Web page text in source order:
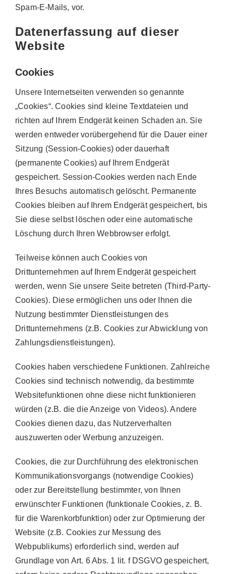
Spam-E-Mails, vor.
Datenerfassung auf dieser
Website
Cookies
Unsere Internetseiten verwenden so genannte
„Cookies“. Cookies sind kleine Textdateien und
richten auf Ihrem Endgerät keinen Schaden an. Sie
werden entweder vorübergehend für die Dauer einer
Sitzung (Session-Cookies) oder dauerhaft
(permanente Cookies) auf Ihrem Endgerät
gespeichert. Session-Cookies werden nach Ende
Ihres Besuchs automatisch gelöscht. Permanente
Cookies bleiben auf Ihrem Endgerät gespeichert, bis
Sie diese selbst löschen oder eine automatische
Löschung durch Ihren Webbrowser erfolgt.
Teilweise können auch Cookies von
Drittunternehmen auf Ihrem Endgerät gespeichert
werden, wenn Sie unsere Seite betreten (Third-Party-
Cookies). Diese ermöglichen uns oder Ihnen die
Nutzung bestimmter Dienstleistungen des
Drittunternehmens (z.B. Cookies zur Abwicklung von
Zahlungsdienstleistungen).
Cookies haben verschiedene Funktionen. Zahlreiche
Cookies sind technisch notwendig, da bestimmte
Websitefunktionen ohne diese nicht funktionieren
würden (z.B. die die Anzeige von Videos). Andere
Cookies dienen dazu, das Nutzerverhalten
auszuwerten oder Werbung anzuzeigen.
Cookies, die zur Durchführung des elektronischen
Kommunikationsvorgangs (notwendige Cookies)
oder zur Bereitstellung bestimmter, von Ihnen
erwünschter Funktionen (funktionale Cookies, z. B.
für die Warenkorbfunktion) oder zur Optimierung der
Website (z.B. Cookies zur Messung des
Webpublikums) erforderlich sind, werden auf
Grundlage von Art. 6 Abs. 1 lit. f DSGVO gespeichert,